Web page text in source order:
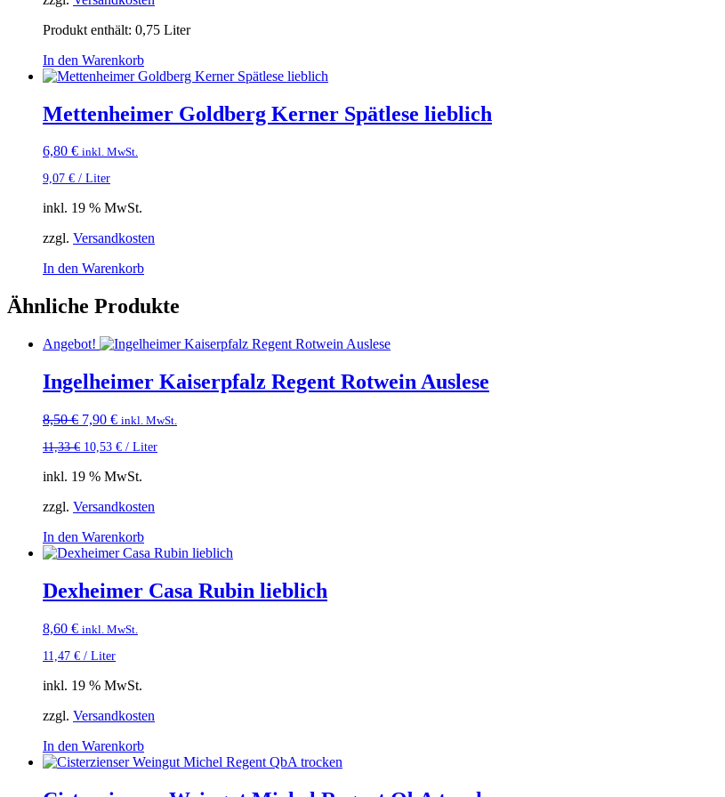
Produkt enthält: 0,75 Liter
In den Warenkorb
Mettenheimer Goldberg Kerner Spätlese lieblich
6,80 € inkl. MwSt.
9,07 € / Liter
inkl. 19 % MwSt.
zzgl. Versandkosten
In den Warenkorb
Ähnliche Produkte
Angebot!
Ingelheimer Kaiserpfalz Regent Rotwein Auslese
8,50€ Ursprünglicher
war:
7,90 €Aktueller
ist:
inkl. MwSt.
11,33€ 10,53 € / Liter
inkl. 19 % MwSt.
zzgl. Versandkosten
In den Warenkorb
Dexheimer Casa Rubin lieblich
8,60 € inkl. MwSt.
11,47 € / Liter
inkl. 19 % MwSt.
zzgl. Versandkosten
In den Warenkorb